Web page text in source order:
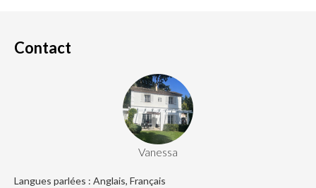
Contact
Vanessa
Langues parlées : Anglais, Français